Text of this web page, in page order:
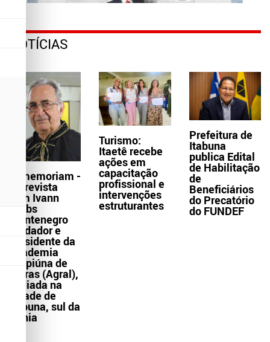
NOTÍCIAS
In memoriam -
Entrevista
com Ivann
Krebs
Montenegro
fundador e
presidente da
Academia
Grapiúna de
Letras (Agral),
sediada na
cidade de
Itabuna, sul da
Bahia
Turismo:
Itaetê recebe
ações em
capacitação
profissional e
intervenções
estruturantes
Prefeitura de
Itabuna
publica Edital
de Habilitação
de
Beneficiários
do Precatório
do FUNDEF